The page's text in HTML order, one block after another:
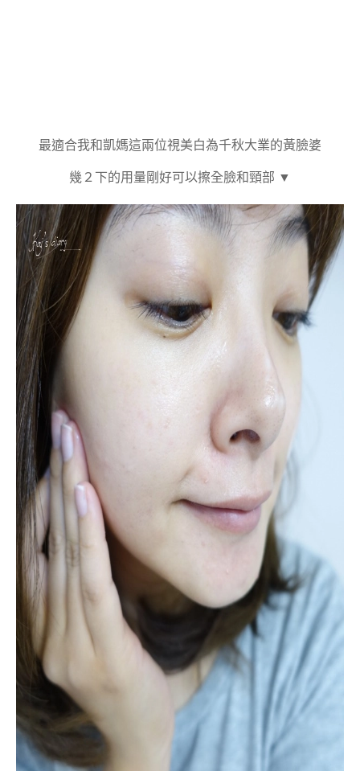
最適合我和凱媽這兩位視美白為千秋大業的黃臉婆
幾２下的用量剛好可以擦全臉和頸部 ▼